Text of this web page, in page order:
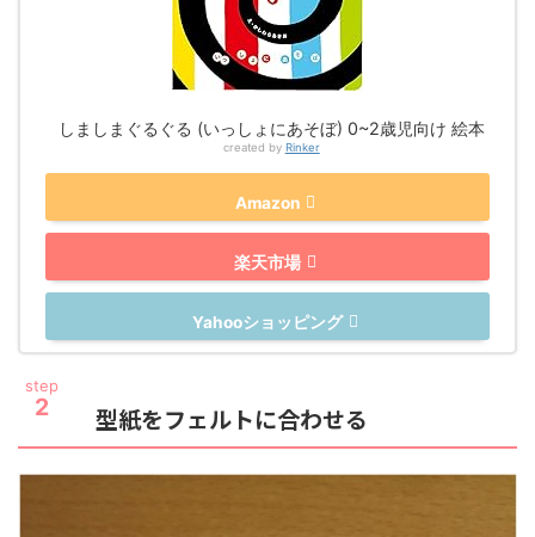
しましまぐるぐる (いっしょにあそぼ) 0~2歳児向け 絵本
created by Rinker
Amazon
楽天市場
Yahooショッピング
step
2 型紙をフェルトに合わせる